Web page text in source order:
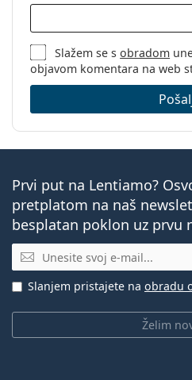
Slažem se sobradom
objavom komentara na web
Prvi put na Lentiamo?
pretplatom na naš
besplatan poklon uz prvu
E-mail
Želim
Slanjem pristajete na obradu